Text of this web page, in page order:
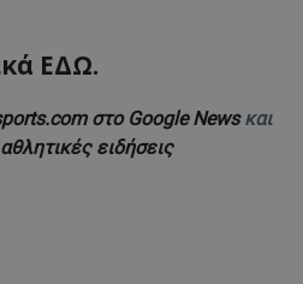
ΕΔΩ.
στο Google Newsκαι
αθλητικές ειδήσεις